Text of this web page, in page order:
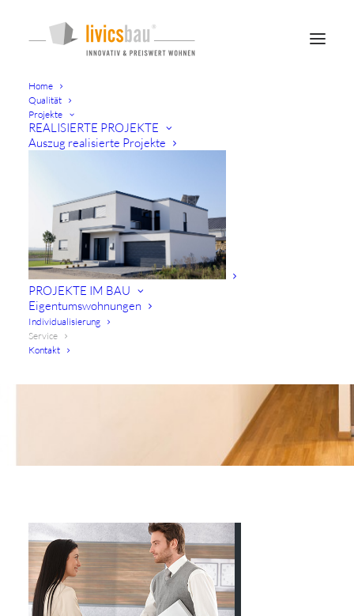
Home
Qualität
Projekte
REALISIERTE PROJEKTE
Auszug realisierte Projekte
PROJEKTE IM BAU
Eigentumswohnungen
Individualisierung
Service
Kontakt
DARAUF UNSER WORT
Wer sich für livicsbau entscheidet,
wählt excelente Betreuung,
einen festen Ansprechpartner und